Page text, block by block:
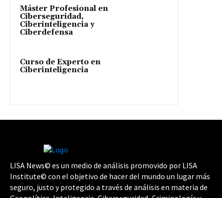
Máster Profesional en
Ciberseguridad,
Ciberinteligencia y
Ciberdefensa
Curso de Experto en
Ciberinteligencia
LISA News© es un medio de análisis promovido por LISA
Institute© con el objetivo de hacer del mundo un lugar más
seguro, justo y protegido a través de análisis en materia de